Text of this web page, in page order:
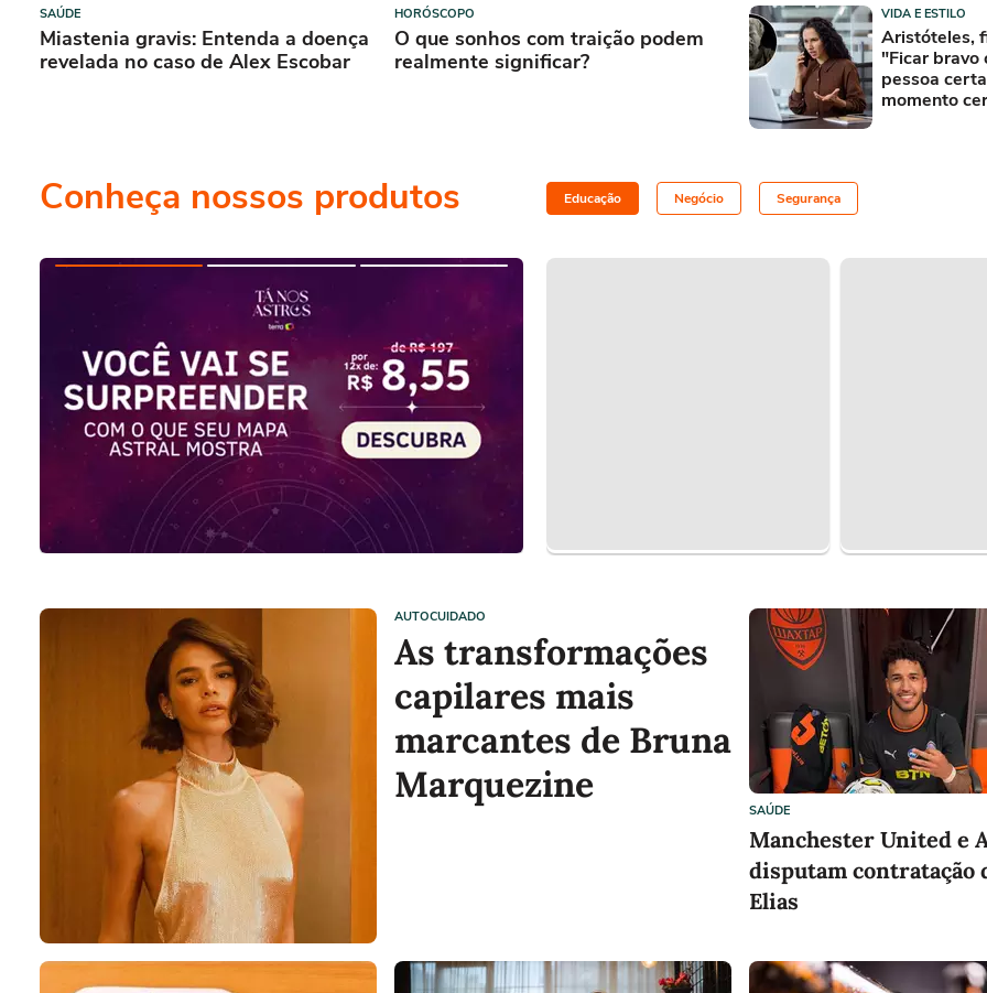
SAÚDE
Miastenia gravis: Entenda a doença
revelada no caso de Alex Escobar
HORÓSCOPO
O que sonhos com traição podem
realmente significar?
VIDA E ESTILO
Aristóteles,
"Ficar bravo
pessoa
momento
Conheça nossos produtos Educação Negócio Segurança
AUTOCUIDADO
As transformações
capilares mais
marcantes de Bruna
Marquezine
SAÚDE
Manchester United e
disputam contratação
Elias